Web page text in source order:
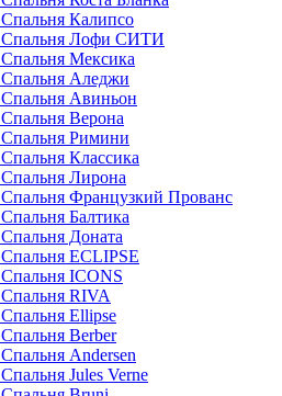
Спальня Калипсо
Спальня Лофи СИТИ
Спальня Мексика
Спальня Аледжи
Спальня Авиньон
Спальня Верона
Спальня Римини
Спальня Классика
Спальня Лирона
Спальня Французкий Прованс
Спальня Балтика
Спальня Доната
Спальня ECLIPSE
Спальня ICONS
Спальня RIVA
Спальня Ellipse
Спальня Berber
Спальня Andersen
Спальня Jules Verne